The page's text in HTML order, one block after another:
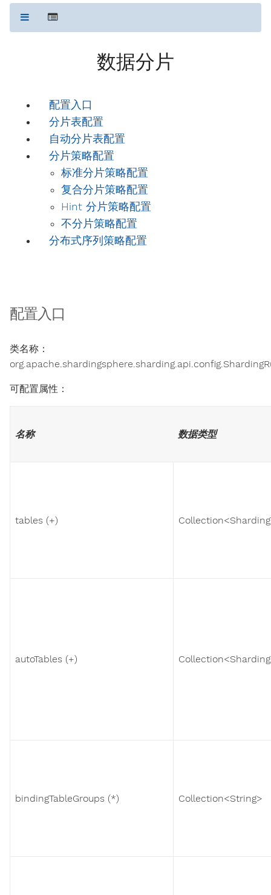
数据分片
配置入口
分片表配置
自动分片表配置
分片策略配置
标准分片策略配置
复合分片策略配置
Hint 分片策略配置
不分片策略配置
分布式序列策略配置
配置入口
类名称：
可配置属性：
名称 数据类型
tables (+)
autoTables (+)
bindingTableGroups (*) Collection<String>